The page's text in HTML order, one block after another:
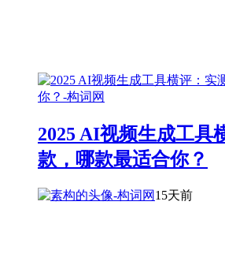
2025 AI视频生成工具
款，哪款最适合你？
15天前